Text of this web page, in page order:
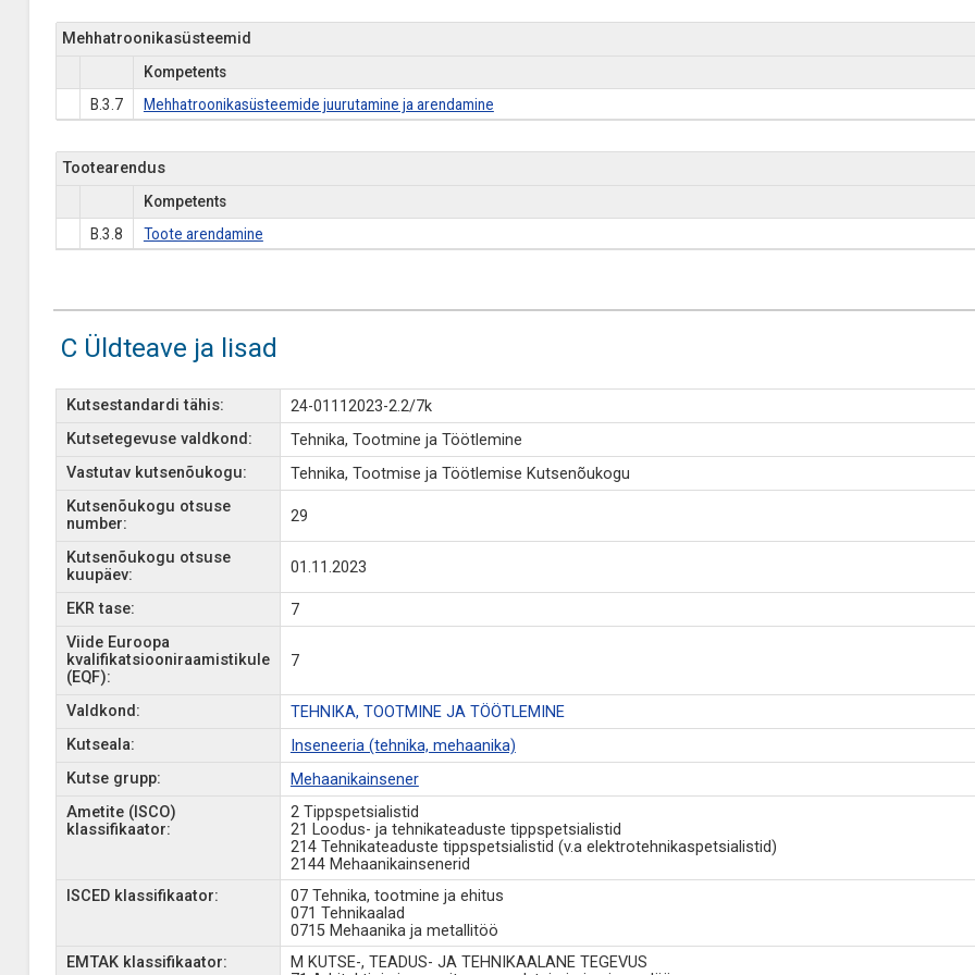
Mehhatroonikasüsteemid
Kompetents
B.3.7
Mehhatroonikasüsteemide juurutamine ja arendamine
Tootearendus
Kompetents
B.3.8
Toote arendamine
C Üldteave ja lisad
Kutsestandardi tähis:
24-01112023-2.2/7k
Kutsetegevuse valdkond:
Tehnika, Tootmine ja Töötlemine
Vastutav kutsenõukogu:
Tehnika, Tootmise ja Töötlemise Kutsenõukogu
Kutsenõukogu otsuse
number:
29
Kutsenõukogu otsuse
kuupäev:
01.11.2023
EKR tase:
7
Viide Euroopa
kvalifikatsiooniraamistikule
(EQF):
7
Valdkond:
TEHNIKA, TOOTMINE JA TÖÖTLEMINE
Kutseala:
Inseneeria (tehnika, mehaanika)
Kutse grupp:
Mehaanikainsener
Ametite (ISCO)
klassifikaator:
2 Tippspetsialistid
21 Loodus- ja tehnikateaduste tippspetsialistid
214 Tehnikateaduste tippspetsialistid (v.a elektrotehnikaspetsialistid)
2144 Mehaanikainsenerid
ISCED klassifikaator:
07 Tehnika, tootmine ja ehitus
071 Tehnikaalad
0715 Mehaanika ja metallitöö
EMTAK klassifikaator:
M KUTSE-, TEADUS- JA TEHNIKAALANE TEGEVUS